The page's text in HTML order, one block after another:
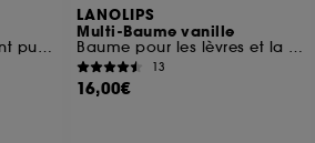
Gel moussant nettoyant purifiant
LANOLIPS
Multi-Baume vanille
Baume pour les lèvres et la peau sèche
13
16,00€